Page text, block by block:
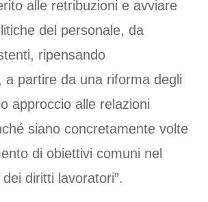
alle retribuzioni e avviare
del personale, da
ripensando
a partire da una riforma degli
approccio alle relazioni
siano concretamente volte
di obiettivi comuni nel
diritti lavoratori”.